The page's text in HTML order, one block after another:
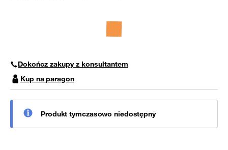
Dokończ zakupy z konsultantem
Kup na paragon
Produkt tymczasowo niedostępny